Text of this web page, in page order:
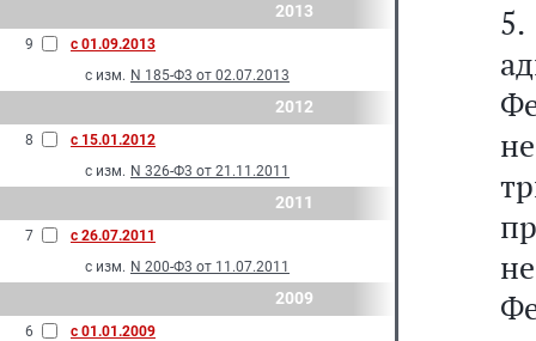
2013
9
с 01.09.2013
с изм. N 185-Ф3 от 02.07.2013
2012
8
с 15.01.2012
с изм. N 326-Ф3 от 21.11.2011
2011
7
с 26.07.2011
с изм. N 200-Ф3 от 11.07.2011
2009
6
с 01.01.2009
5.